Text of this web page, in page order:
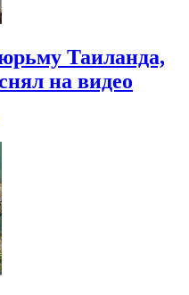
Таиланда,
на видео